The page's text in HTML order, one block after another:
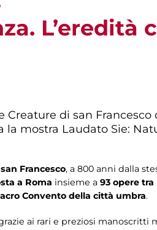
L’eredità
di san Francesco
mostra Laudato Sie:
san Francesco, a 800 anni dalla
a Roma insieme a 93 opere
Convento della città umbra.
ai rari e preziosi manoscritti